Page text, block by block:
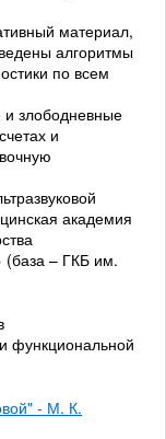
материал,
алгоритмы
по всем
и злободневные
и
академия
(база – ГКБ им.
функциональной
- М. К.